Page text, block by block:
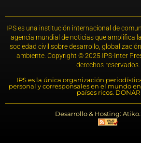
IPS es una institución internacional de
agencia mundial de noticias que amplifica
sociedad civil sobre desarrollo,
ambiente. Copyright © 2025 IPS-Inter
derechos reservados.
IPS es la única organización
personal y corresponsales en el mundo
países ricos. DONAR
Desarrollo & Hosting: